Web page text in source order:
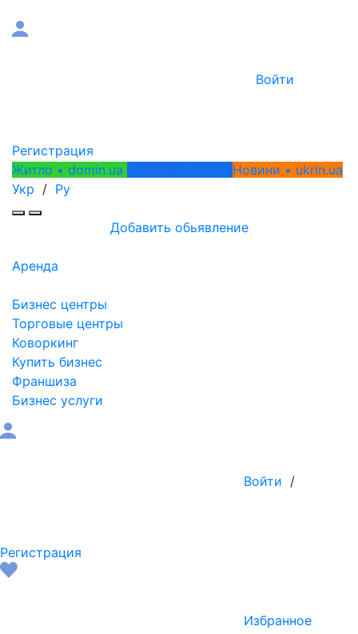
Войти
Регистрация
Житло • domin.ua Авто • autoin.ua Новини • ukrin.ua
Укр / Ру
Добавить обьявление
Аренда
Бизнес центры
Торговые центры
Коворкинг
Купить бизнес
Франшиза
Бизнес услуги
Войти /
Регистрация
Избранное